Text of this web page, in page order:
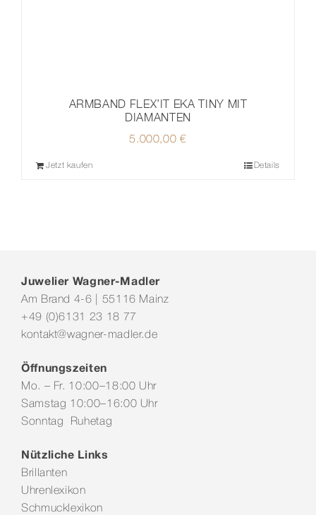
ARMBAND FLEX’IT EKA TINY MIT
DIAMANTEN
5.000,00€
Jetzt kaufen Details
Juwelier Wagner-Madler
Am Brand 4-6 | 55116 Mainz
+49 (0)6131 23 18 77
kontakt@wagner-madler.de
Öffnungszeiten
Mo. – Fr. 10:00–18:00 Uhr
Samstag 10:00–16:00 Uhr
Sonntag Ruhetag
Nützliche Links
Brillanten
Uhrenlexikon
Schmucklexikon